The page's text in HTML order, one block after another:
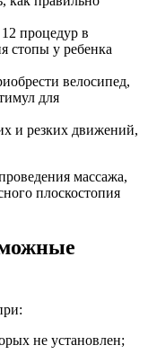
процедур в
стопы у ребенка
велосипед,
для
и резких движений,
массажа,
плоскостопия
не установлен;